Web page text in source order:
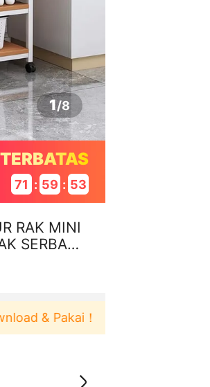
1/8
71 : 59 : 52
RAK MINI
SERBAGU
& Pakai！ Pengguna baru